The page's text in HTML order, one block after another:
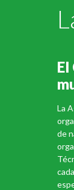
El
La
de